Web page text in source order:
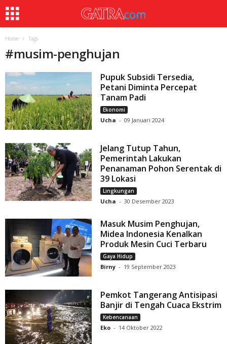
Home Tags
#musim-penghujan
Pupuk Subsidi Tersedia,
Petani Diminta Percepat
Tanam Padi
Ekonomi
Ucha - 09 Januari 2024
Jelang Tutup Tahun,
Pemerintah Lakukan
Penanaman Pohon Serentak di
39 Lokasi
Lingkungan
Ucha - 30 Desember 2023
Masuk Musim Penghujan,
Midea Indonesia Kenalkan
Produk Mesin Cuci Terbaru
Gaya Hidup
Birny - 19 September 2023
Pemkot Tangerang Antisipasi
Banjir di Tengah Cuaca Ekstrim
Kebencanaan
Eko - 14 Oktober 2022